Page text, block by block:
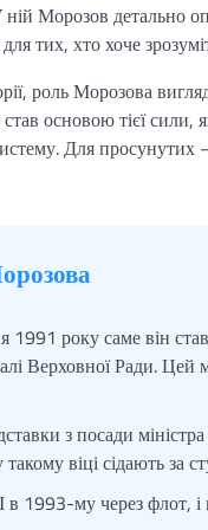
Морозов детально
тих, хто хоче
роль Морозова
основою тієї
Для просунутих
1991 року саме він
Верховної Ради.
з посади
віці сідають за
І в 1993-му через